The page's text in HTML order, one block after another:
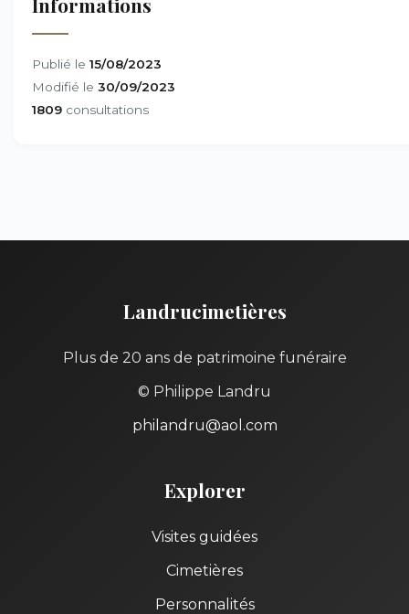
Publié le 15/08/2023
Modifié le 30/09/2023
1809 consultations
Landrucimetières
Plus de 20 ans de patrimoine funéraire
© Philippe Landru
philandru@aol.com
Explorer
Visites guidées
Cimetières
Personnalités